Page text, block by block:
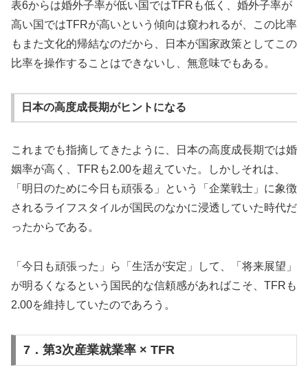
表6からは婚外子率が低い国ではTFRも低く、婚外子率が
高い国ではTFRが高いという傾向は窺われるが、この比率
もまた文化的帰結なのだから、日本が国家政策としてこの
比率を操作することはできないし、無意味でもある。
日本の高度成長期がヒントになる
これまでも指摘してきたように、日本の高度成長期では婚
姻率が高く、TFRも2.00を超えていた。しかしそれは、
「明日のために今日も頑張る」という「企業戦士」に象徴
されるライフスタイルが国民のなかに浸透していた時代だ
ったからである。
「今日も頑張った」ら「生活が安定」して、「将来展望」
が明るくなるという国民的な信頼感があればこそ、TFRも
2.00を維持していたのであろう。
7．第3次産業就業率 × TFR